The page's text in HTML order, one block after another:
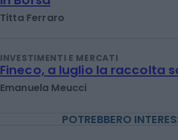
Titta Ferraro
INVESTIMENTI E MERCATI
Fineco, a luglio la raccolta
Emanuela Meucci
POTREBBERO